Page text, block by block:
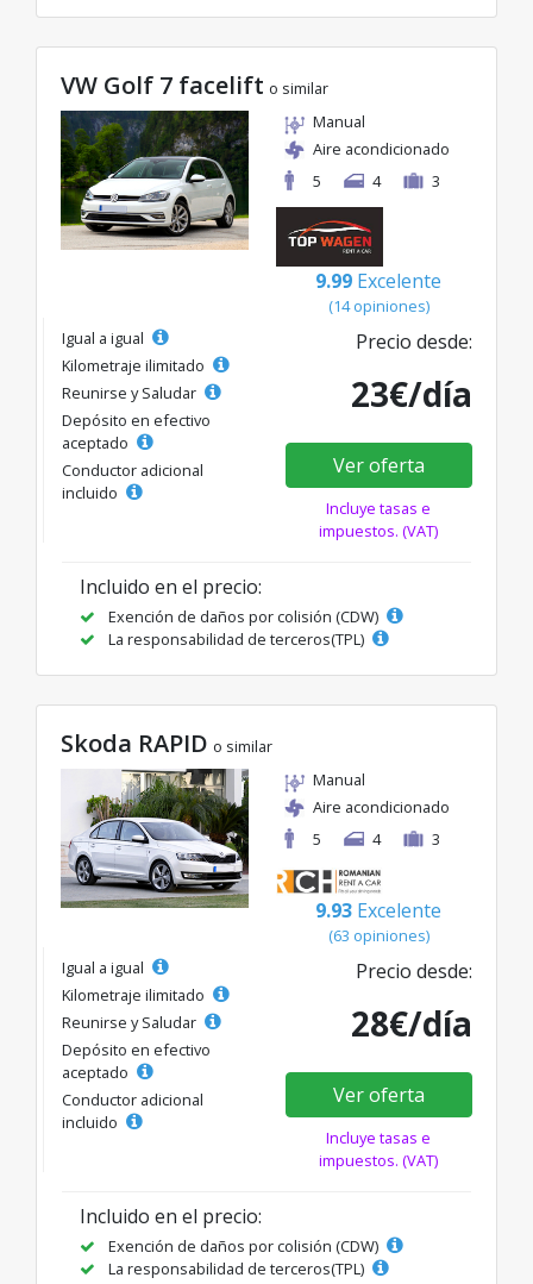
VW Golf 7 facelift o similar
Manual
Aire acondicionado
5
4 3
9.99 Excelente
(14 opiniones)
Igual a igual
Kilometraje ilimitado
Reunirse y Saludar
Depósito en efectivo
aceptado
Conductor adicional
incluido
Precio desde:
23€/día
Ver oferta
Incluye tasas e
impuestos. (VAT)
Incluido en el precio:
Exención de daños por colisión (CDW)
La responsabilidad de terceros(TPL)
Skoda RAPID o similar
Manual
Aire acondicionado
5
4 3
9.93 Excelente
(63 opiniones)
Igual a igual
Kilometraje ilimitado
Reunirse y Saludar
Depósito en efectivo
aceptado
Conductor adicional
incluido
Precio desde:
28€/día
Ver oferta
Incluye tasas e
impuestos. (VAT)
Incluido en el precio:
Exención de daños por colisión (CDW)
La responsabilidad de terceros(TPL)